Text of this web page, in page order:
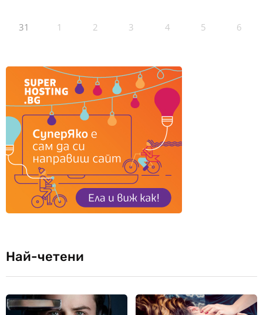
31 1 2 3 4 5 6
Най-четени